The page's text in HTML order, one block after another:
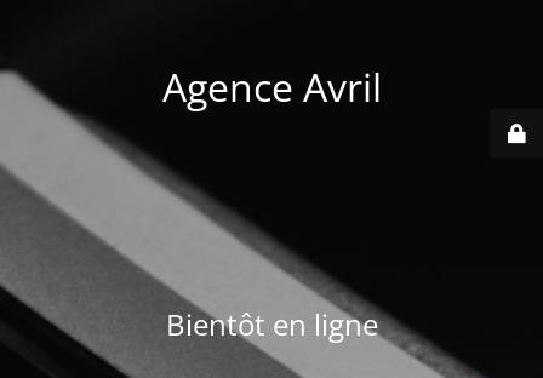
Agence Avril
Bientôt en ligne